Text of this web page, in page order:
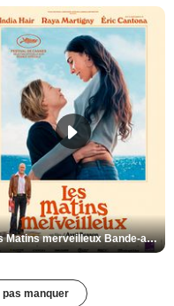
Les Matins merveilleux Bande-annonce VF
pas manquer